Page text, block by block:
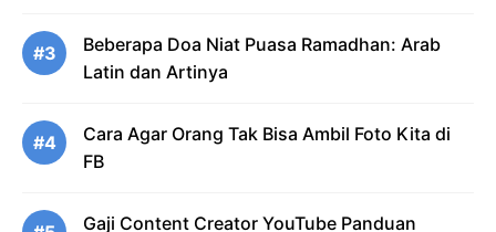
#3
Beberapa Doa Niat Puasa Ramadhan: Arab
Latin dan Artinya
#4
Cara Agar Orang Tak Bisa Ambil Foto Kita di
FB
Gaji Content Creator YouTube Panduan